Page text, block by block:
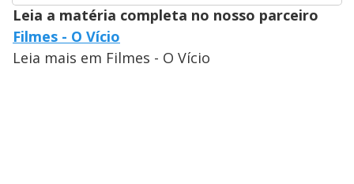
Leia a matéria completa no nosso parceiro
Filmes - O Vício
Leia mais em Filmes - O Vício